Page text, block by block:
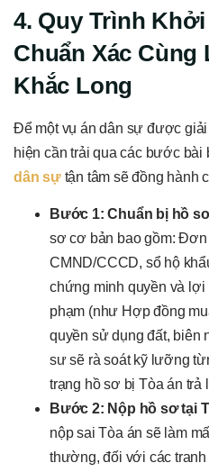
4. Quy Trình
Chuẩn Xác Cùng
Khắc Long
Để một vụ án dân sự được
hiện cần trải qua các bước bài
dân sựtận tâm sẽ đồng hành
Bước 1: Chuẩn bị hồ
sơ cơ bản bao gồm:
CMND/CCCD, sổ hộ
chứng minh quyền và
phạm (như Hợp đồng
quyền sử dụng đất, biên
sư sẽ rà soát kỹ lưỡng
trạng hồ sơ bị Tòa án trả
Bước 2: Nộp hồ sơ tại
nộp sai Tòa án sẽ làm
thường, đối với các